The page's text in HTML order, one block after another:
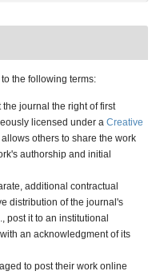
the following terms:
journal the right of first
licensed under a Creative
allows others to share the work
authorship and initial
additional contractual
distribution of the journal's
post it to an institutional
an acknowledgment of its
to post their work online